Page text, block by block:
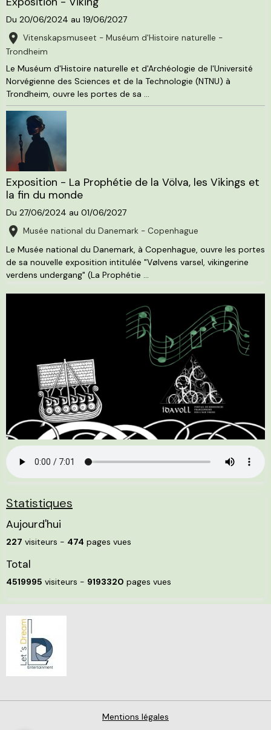
Du 20/06/2024 au 19/06/2027
Vitenskapsmuseet - Muséum d'Histoire naturelle -
Trondheim
Le Muséum d'Histoire naturelle et d'Archéologie de l'Université
Norvégienne des Sciences et de la Technologie (NTNU) à
Trondheim, ouvre les portes de sa ...
Exposition - La Prophétie de la Völva, les Vikings et
la fin du monde
Du 27/06/2024 au 01/06/2027
Musée national du Danemark - Copenhague
Le Musée national du Danemark, à Copenhague, ouvre les portes
de sa nouvelle exposition intitulée "Vølvens varsel, vikingerine
verdens undergang" (La Prophétie ...
Statistiques
Aujourd'hui
227 visiteurs - 474 pages vues
Total
4519995 visiteurs - 9193320 pages vues
Mentions légales